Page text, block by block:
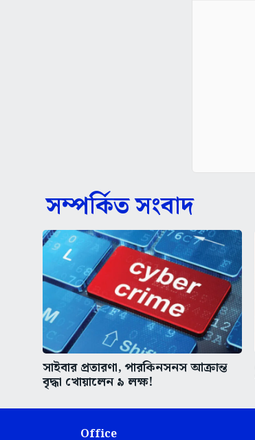
সম্পর্কিত সংবাদ
সাইবার প্রতারণা, পারকিনসনস আক্রান্ত
বৃদ্ধা খোয়ালেন ৯ লক্ষ!
Office